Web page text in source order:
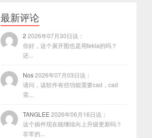
最新评论
2 2026年07月30日说：
你好，这个展开图也是用tekla的吗？
还...
Nos2026年07月03日说：
请问，该软件有些功能需要cad，cad
需...
TANGLEE 2026年06月16日说：
这个插件现在能继续向上升级更新吗？
非常的...